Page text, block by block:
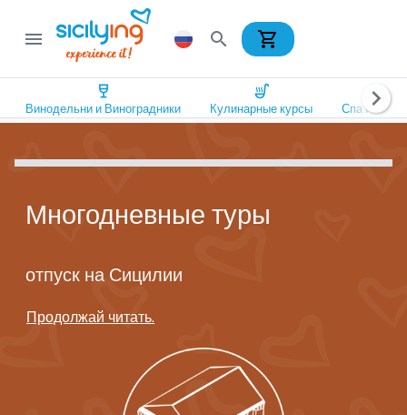
menu search shopping_cart
wine_bar
Винодельни и Виноградники
soup_kitchen
Кулинарные курсы
spa
Спа иchevron_right
Многодневные туры
отпуск на Сицилии
Продолжай читать.